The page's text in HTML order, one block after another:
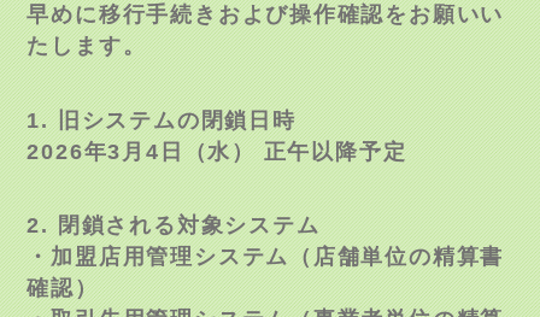
早めに移行手続きおよび操作確認をお願いい
たします。
1. 旧システムの閉鎖日時
2026年3月4日（水） 正午以降予定
2. 閉鎖される対象システム
・加盟店用管理システム（店舗単位の精算書
確認）